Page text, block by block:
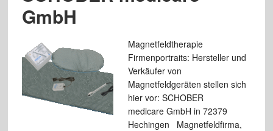
GmbH
Magnetfeldtherapie
Firmenportraits: Hersteller und
Verkäufer von
Magnetfeldgeräten stellen sich
hier vor: SCHOBER
medicare GmbH in 72379
Hechingen Magnetfeldfirma,